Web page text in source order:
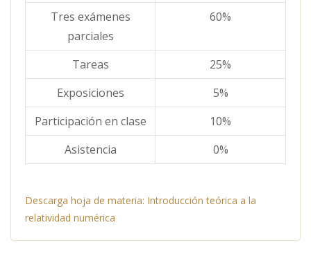
Tres exámenes
parciales
60%
Tareas
25%
Exposiciones
5%
Participación en clase
10%
Asistencia
0%
Descarga hoja de materia: Introducción teórica a la
relatividad numérica